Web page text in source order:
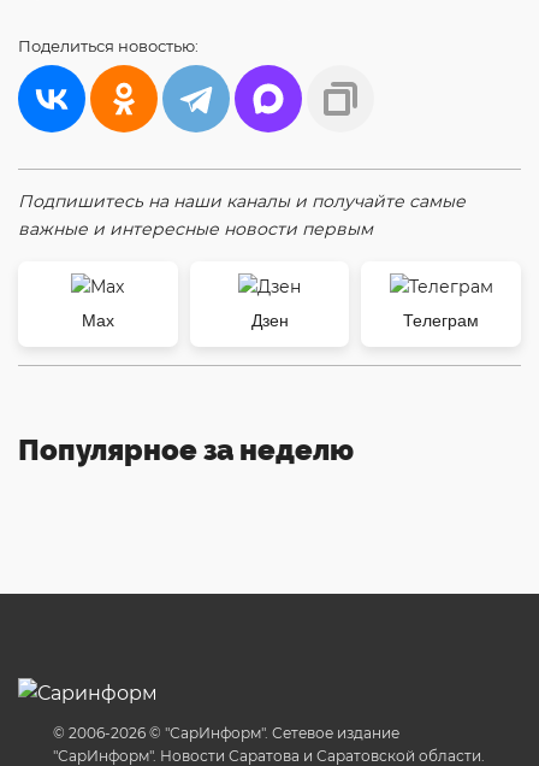
Поделиться новостью:
Подпишитесь на наши каналы и получайте самые
важные и интересные новости первым
Max Дзен Телеграм
Популярное за неделю
© 2006-2026 © "СарИнформ". Сетевое издание
"СарИнформ". Новости Саратова и Саратовской области.